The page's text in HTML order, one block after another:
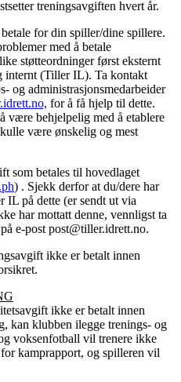
treningsavgiften hvert år.
for din spiller/dine spillere.
med å betale
støtteordninger først eksternt
internt (Tiller IL). Ta kontakt
og administrasjonsmedarbeider
for å få hjelp til dette.
være behjelpelig med å etablere
være ønskelig og mest
som betales til hovedlaget
) . Sjekk derfor at du/dere har
IL på dette (er sendt ut via
har mottatt denne, vennligst ta
e-post post@tiller.idrett.no.
ikke er betalt innen
ikke er betalt innen
kan klubben ilegge trenings- og
voksenfotball vil trenere ikke
kamprapport, og spilleren vil